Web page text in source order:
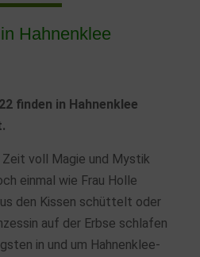
Hahnenklee
finden in Hahnenklee
Zeit voll Magie und Mystik
einmal wie Frau Holle
den Kissen schüttelt oder
auf der Erbse schlafen
in und um Hahnenklee-